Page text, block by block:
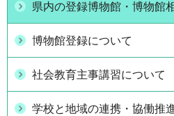
県内の登録博物館・博物館
博物館登録について
社会教育主事講習について
学校と地域の連携・協働推